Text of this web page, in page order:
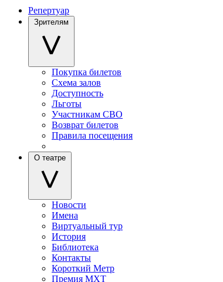
Репертуар
Зрителям
Покупка билетов
Схема залов
Доступность
Льготы
Участникам СВО
Возврат билетов
Правила посещения
О театре
Новости
Имена
Виртуальный тур
История
Библиотека
Контакты
Короткий Метр
Премия МХТ